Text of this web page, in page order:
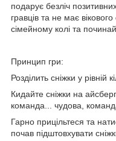
подарує безліч
гравців та не має
сімейному колі та
Принцип гри:
Розділить сніжки у рівній
Кидайте сніжки на
команда... чудова,
Гарно прицільтеся та
почав підштовхувати